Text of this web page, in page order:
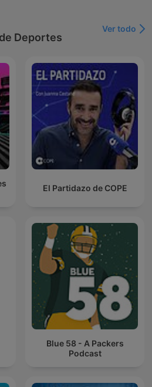
Deportes
Ver todo
El Partidazo de COPE
Blue 58 - A Packers
Podcast